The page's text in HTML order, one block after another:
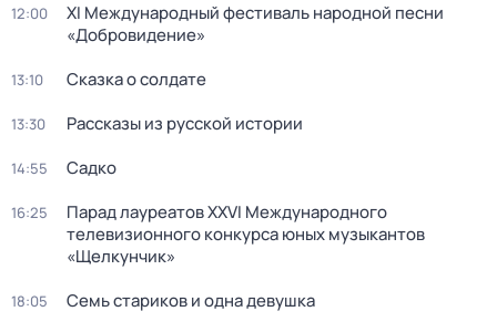
12:00
XI Международный фестиваль народной песни
«Добровидение»
13:10 Сказка о солдате
13:30 Рассказы из русской истории
14:55 Садко
16:25
Парад лауреатов XXVI Международного
телевизионного конкурса юных музыкантов
«Щелкунчик»
18:05 Семь стариков и одна девушка